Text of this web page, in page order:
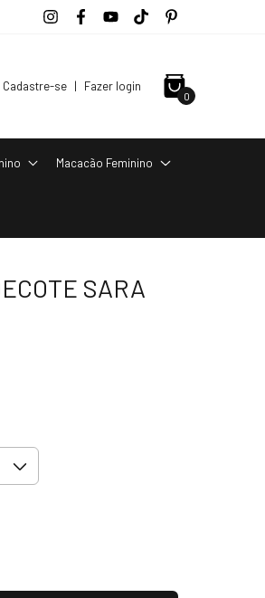
Cadastre-se | Fazer login
0
Macacão Feminino
SARA